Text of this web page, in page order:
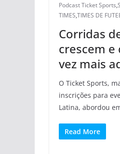
Podcast Ticket Sports,
TIMES,TIMES DE
Corridas
crescem e
vez mais
O Ticket Sports,
inscrições para
Latina, abordou
Read More